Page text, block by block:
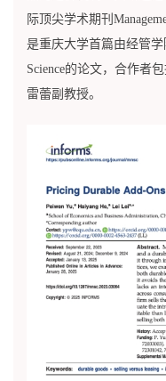
际顶尖学术期刊
是重庆大学首篇由经管学
Science的论文，合作者
雷蕾副教授。